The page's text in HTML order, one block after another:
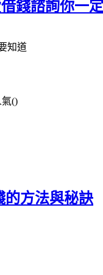
錢諮詢你一
知道
氣()
的方法與秘訣